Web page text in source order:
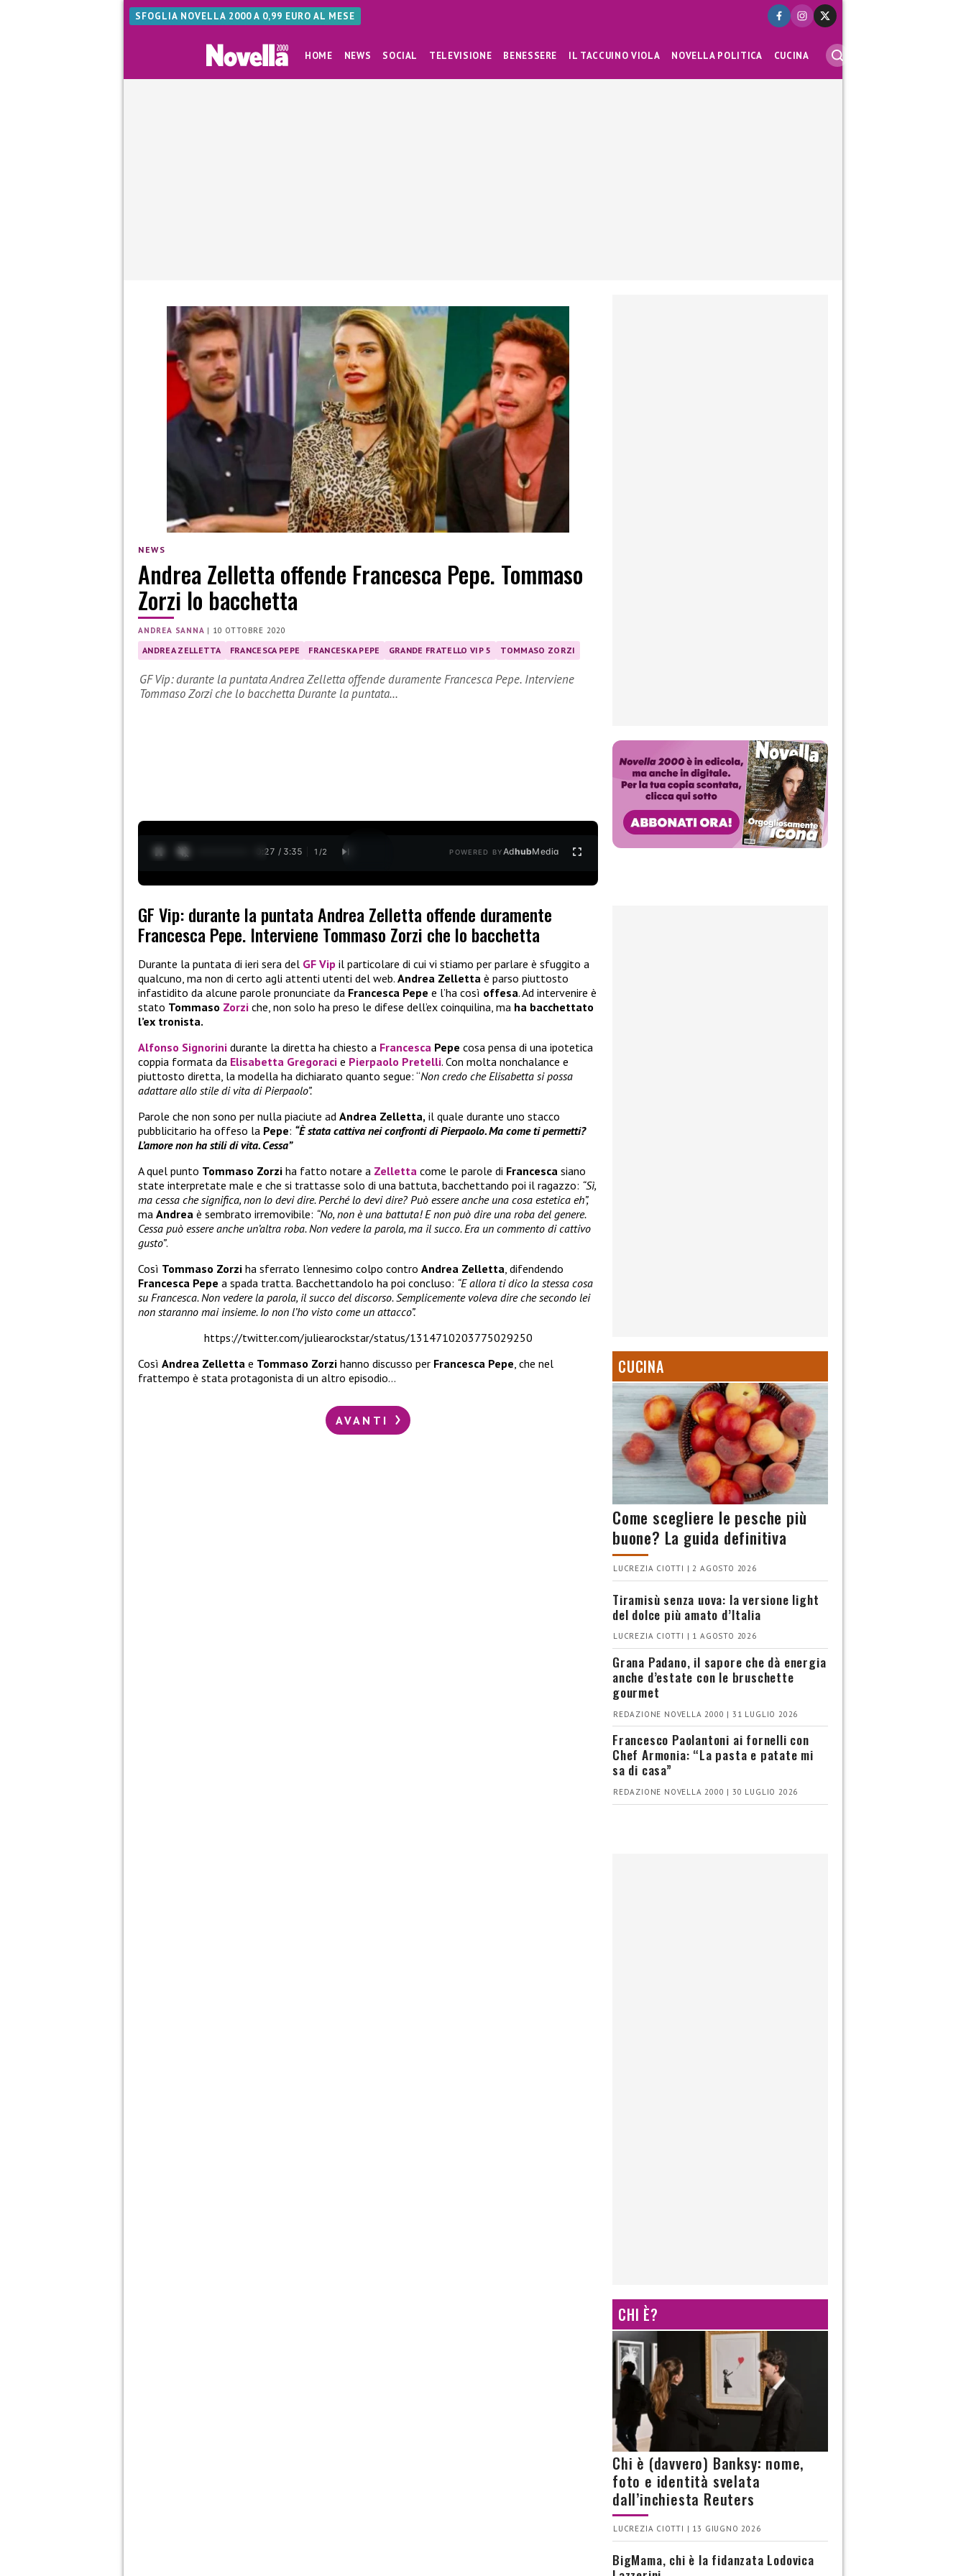
SFOGLIA NOVELLA 2000 A 0,99 EURO AL MESE
HOME NEWS SOCIAL TELEVISIONE BENESSERE IL TACCUINO VIOLA NOVELLA POLITICA CUCINA
NEWS
Andrea Zelletta offende Francesca Pepe. Tommaso
Zorzi lo bacchetta
ANDREA SANNA | 10 OTTOBRE 2020
ANDREA ZELLETTA FRANCESCA PEPE FRANCESKA PEPE GRANDE FRATELLO VIP 5 TOMMASO ZORZI
GF Vip: durante la puntata Andrea Zelletta offende duramente Francesca Pepe. Interviene
Tommaso Zorzi che lo bacchetta Durante la puntata…
0:28 / 3:35 1 /2 POWERED BYAdhubMedia
GF Vip: durante la puntata Andrea Zelletta offende duramente
Francesca Pepe. Interviene Tommaso Zorzi che lo bacchetta
Durante la puntata di ieri sera del GF Vip il particolare di cui vi stiamo per parlare è sfuggito a
qualcuno, ma non di certo agli attenti utenti del web. Andrea Zelletta è parso piuttosto
infastidito da alcune parole pronunciate da Francesca Pepe e l’ha così offesa. Ad intervenire è
stato Tommaso Zorzi che, non solo ha preso le difese dell’ex coinquilina, ma ha bacchettato
l’ex tronista.
Alfonso Signorini durante la diretta ha chiesto a Francesca Pepe cosa pensa di una ipotetica
coppia formata da Elisabetta Gregoraci e Pierpaolo Pretelli. Con molta nonchalance e
piuttosto diretta, la modella ha dichiarato quanto segue: “Non credo che Elisabetta si possa
adattare allo stile di vita di Pierpaolo”.
Parole che non sono per nulla piaciute ad Andrea Zelletta, il quale durante uno stacco
pubblicitario ha offeso la Pepe: “È stata cattiva nei confronti di Pierpaolo. Ma come ti permetti?
L’amore non ha stili di vita. Cessa”
A quel punto Tommaso Zorzi ha fatto notare a Zelletta come le parole di Francesca siano
state interpretate male e che si trattasse solo di una battuta, bacchettando poi il ragazzo: “Sì,
ma cessa che significa, non lo devi dire. Perché lo devi dire? Può essere anche una cosa estetica eh”,
ma Andrea è sembrato irremovibile: “No, non è una battuta! E non può dire una roba del genere.
Cessa può essere anche un’altra roba. Non vedere la parola, ma il succo. Era un commento di cattivo
gusto”.
Così Tommaso Zorzi ha sferrato l’ennesimo colpo contro Andrea Zelletta, difendendo
Francesca Pepe a spada tratta. Bacchettandolo ha poi concluso: “E allora ti dico la stessa cosa
su Francesca. Non vedere la parola, il succo del discorso. Semplicemente voleva dire che secondo lei
non staranno mai insieme. Io non l’ho visto come un attacco”.
https://twitter.com/juliearockstar/status/1314710203775029250
Così Andrea Zelletta e Tommaso Zorzi hanno discusso per Francesca Pepe, che nel
frattempo è stata protagonista di un altro episodio…
AVANTI
CUCINA
Come scegliere le pesche più
buone? La guida definitiva
LUCREZIA CIOTTI | 2 AGOSTO 2026
Tiramisù senza uova: la versione light
del dolce più amato d’Italia
LUCREZIA CIOTTI | 1 AGOSTO 2026
Grana Padano, il sapore che dà energia
anche d’estate con le bruschette
gourmet
REDAZIONE NOVELLA 2000 | 31 LUGLIO 2026
Francesco Paolantoni ai fornelli con
Chef Armonia: “La pasta e patate mi
sa di casa”
REDAZIONE NOVELLA 2000 | 30 LUGLIO 2026
CHI È?
Chi è (davvero) Banksy: nome,
foto e identità svelata
dall’inchiesta Reuters
LUCREZIA CIOTTI | 13 GIUGNO 2026
BigMama, chi è la fidanzata Lodovica